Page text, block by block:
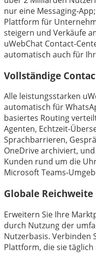
nur eine Messaging-
Plattform für
steigern und Verkäufe
uWebChat Contact-
automatisch auch für
Vollständige
Alle leistungsstarken
automatisch für
basiertes Routing
Agenten, Echtzeit-
Sprachbarrieren,
OneDrive archiviert,
Kunden rund um die
Microsoft Teams-
Globale Reichweite
Erweitern Sie Ihre
durch Nutzung der
Nutzerbasis. Verbinden
Plattform, die sie täglich